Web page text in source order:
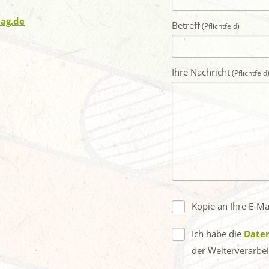
Betreff
Ihre Nachricht
Kopie an Ihre E-
Ich habe die
der